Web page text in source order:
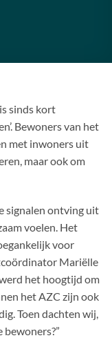
sinds kort
Bewoners van het
met inwoners uit
maar ook om
signalen ontving uit
voelen. Het
voor
Mariëlle
het hoogtijd om
het AZC zijn ook
Toen dachten wij,